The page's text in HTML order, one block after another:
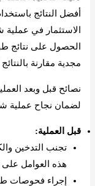
أفضل النتائج
الاستثمار في
الحصول على نتائج
مجدية مقارنة
نصائح قبل وبعد
لضمان نجاح عملية
قبل العملية:
تجنب التدخين
هذه العوامل على
إجراء فحوصات